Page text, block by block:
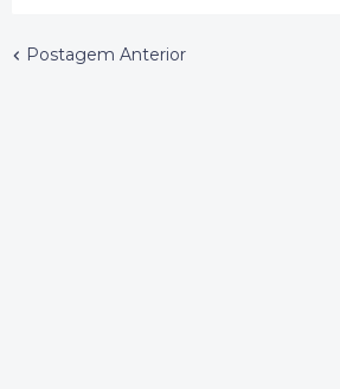
Postagem Anterior